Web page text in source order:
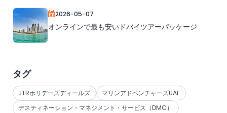
2026-05-07
オンラインで最も安いドバイツアーパッケージ
タグ
JTRホリデーズディールズ
マリンアドベンチャーズUAE
デスティネーション・マネジメント・サービス（DMC）